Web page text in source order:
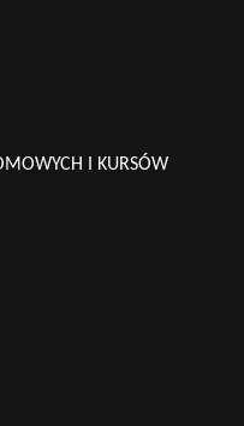
I KURSÓW